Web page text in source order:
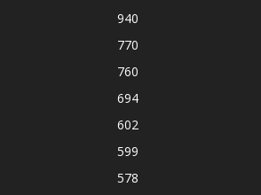
940
770
760
694
602
599
578